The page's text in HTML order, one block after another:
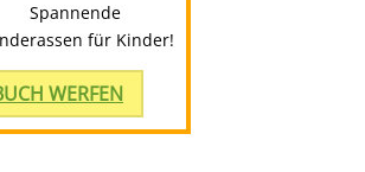
Spannende
für Kinder!
WERFEN